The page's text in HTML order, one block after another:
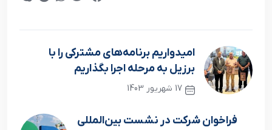
امیدواریم برنامه‌های مشترکی را با
برزیل به مرحله اجرا بگذاریم
17 شهریور 1403
فراخوان شرکت در نشست بین‌المللی